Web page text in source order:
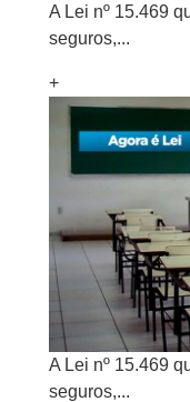
A Lei nº 15.469
seguros,...
+
A Lei nº 15.469
seguros,...